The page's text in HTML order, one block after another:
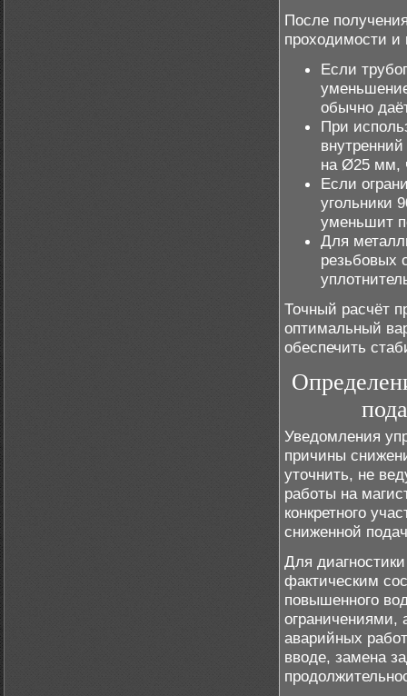
После
проходимости
Если
обычно
При
на Ø25 мм,
Если
угольники
уменьшит
Для
резьбовых
Точный расчёт
оптимальный
обеспечить
Уведомления
причины
уточнить, не
работы на
конкретного
сниженной
Для
фактическим
повышенного
ограничениями,
аварийных
вводе, замена